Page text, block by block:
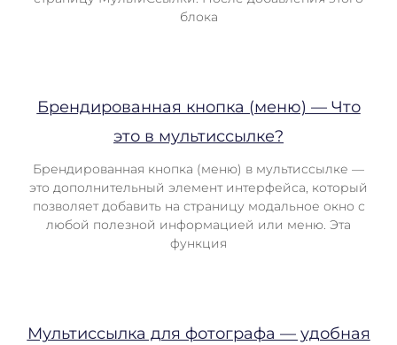
блока
Брендированная кнопка (меню) — Что
это в мультиссылке?
Брендированная кнопка (меню) в мультиссылке —
это дополнительный элемент интерфейса, который
позволяет добавить на страницу модальное окно с
любой полезной информацией или меню. Эта
функция
Мультиссылка для фотографа — удобная